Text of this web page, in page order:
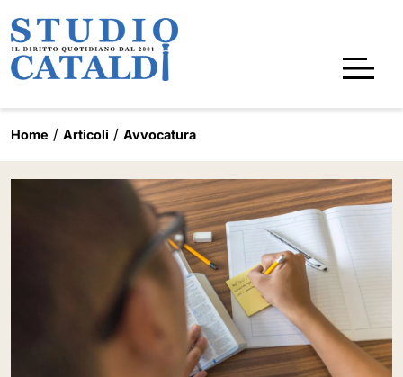
Home Articoli Avvocatura